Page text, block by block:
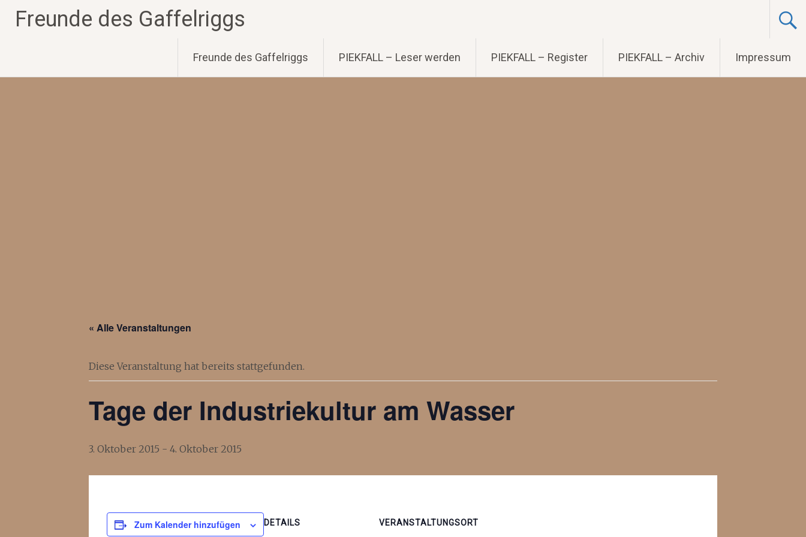
InhaltFreunde des Gaffelriggs
Freunde des Gaffelriggs PIEKFALL – Leser werden PIEKFALL – Register PIEKFALL – Archiv Impressum
« Alle Veranstaltungen
Diese Veranstaltung hat bereits stattgefunden.
Tage der Industriekultur am Wasser
3. Oktober 2015 - 4. Oktober 2015
Zum Kalender hinzufügen DETAILS VERANSTALTUNGSORT